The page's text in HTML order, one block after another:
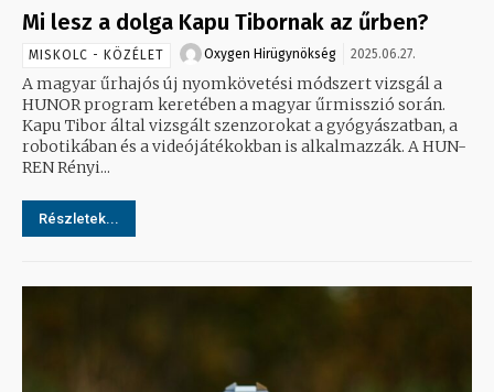
Mi lesz a dolga Kapu Tibornak az űrben?
MISKOLC - KÖZÉLET Oxygen Hirügynökség 2025.06.27.
A magyar űrhajós új nyomkövetési módszert vizsgál a
HUNOR program keretében a magyar űrmisszió során.
Kapu Tibor által vizsgált szenzorokat a gyógyászatban, a
robotikában és a videójátékokban is alkalmazzák. A HUN-
REN Rényi...
Részletek...